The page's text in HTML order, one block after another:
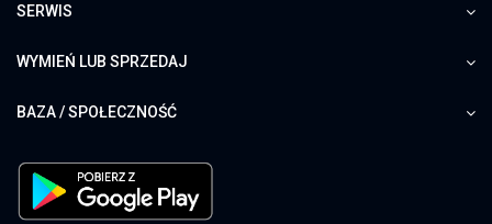
EA Sports FC 24
PS4
SERWIS
WYMIEŃ LUB SPRZEDAJ
BAZA / SPOŁECZNOŚĆ